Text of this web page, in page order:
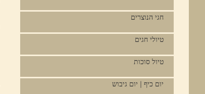
חגי הנוצרים
טיולי חגים
טיול סוכות
יום כיף | יום גיבוש